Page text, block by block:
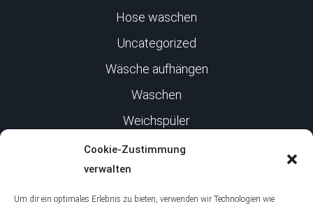
Cookie-Zustimmung
verwalten
Um dir ein optimales Erlebnis zu bieten, verwenden wir Technologien wie
Hose waschen
Uncategorized
Wäsche aufhängen
Waschen
Weichspüler